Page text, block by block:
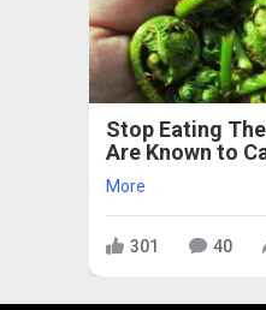
Stop Eating
Are Known to
More
301 40